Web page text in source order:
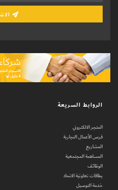
الروابط السريعة
المتجر الالكتروني
فرص الأعمال التجارية
المشاريع
المساهمة المجتمعية
الوظائف
بطاقات تعاونية الاتحاد
خدمة التوصيل